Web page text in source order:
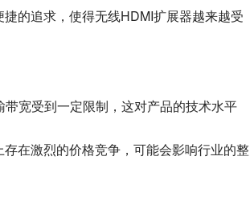
的追求，使得无线HDMI扩展器越来越受
宽受到一定限制，这对产品的技术水平
在激烈的价格竞争，可能会影响行业的整